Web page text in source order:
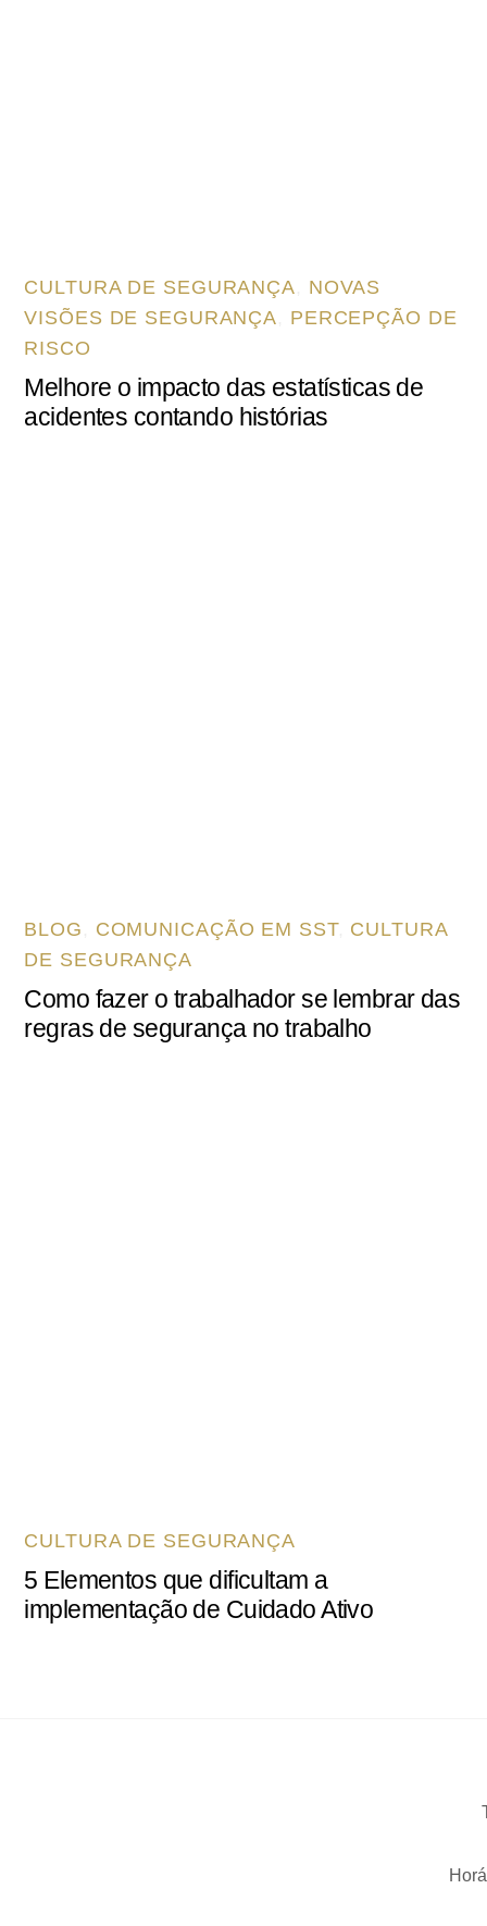
CULTURA DE SEGURANÇA
NOVAS
VISÕES DE SEGURANÇA
PERCEPÇÃO DE
RISCO
Melhore o impacto das estatísticas de
acidentes contando histórias
BLOG COMUNICAÇÃO EM SST, CULTURA
DE SEGURANÇA
Como fazer o trabalhador se lembrar das
regras de segurança no trabalho
CULTURA DE SEGURANÇA
5 Elementos que dificultam a
implementação de Cuidado Ativo